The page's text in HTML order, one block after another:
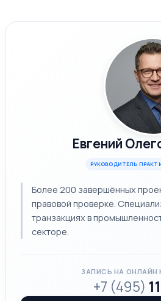
Евгений
РУКОВОДИТЕЛЬ
Более 200 завершённых
правовой проверке.
транзакциях в
секторе.
ЗАПИСЬ НА
+7 (495)